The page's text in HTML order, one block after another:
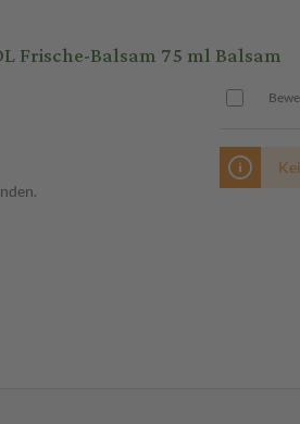
Frische-Balsam 75 ml Balsam